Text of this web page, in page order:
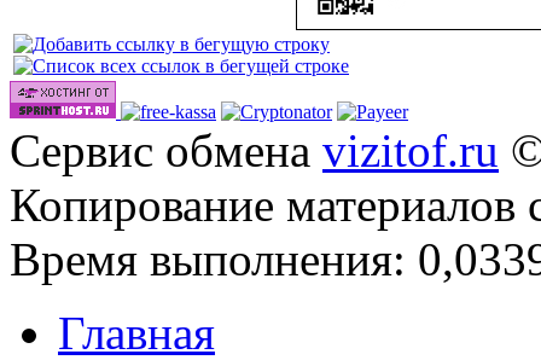
Сервис обмена vizitof.ru
Копирование материалов
Время выполнения:
Главная